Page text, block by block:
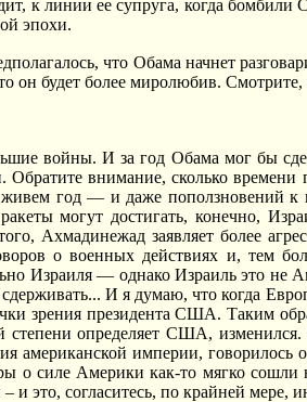
к линии ее супруга, когда
эпохи.
что Обама начнет
он будет более миролюбив.
войны. И за год Обама мог бы
Обратите внимание, сколько
живем год — и даже поползновений
могут достигать, конечно,
Ахмадинежад заявляет более
о военных действиях и, тем
Израиля — однако Израиль это
И я думаю, что когда
зрения президента США. Таким
степени определяет США,
империи, говорилось
о силе Америки как-то мягко сошли
и это, согласитесь, по крайней мере,